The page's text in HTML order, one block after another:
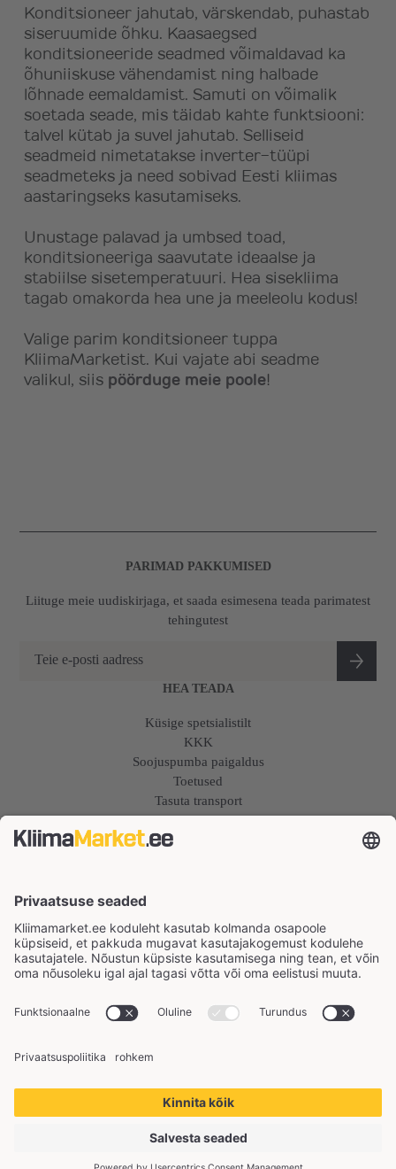
Konditsioneer jahutab, värskendab, puhastab
siseruumide õhku. Kaasaegsed
konditsioneeride seadmed võimaldavad ka
õhuniiskuse vähendamist ning halbade
lõhnade eemaldamist. Samuti on võimalik
soetada seade, mis täidab kahte funktsiooni:
talvel kütab ja suvel jahutab. Selliseid
seadmeid nimetatakse inverter-tüüpi
seadmeteks ja need sobivad Eesti kliimas
aastaringseks kasutamiseks.
Unustage palavad ja umbsed toad,
konditsioneeriga saavutate ideaalse ja
stabiilse sisetemperatuuri. Hea sisekliima
tagab omakorda hea une ja meeleolu kodus!
Valige parim konditsioneer tuppa
KliimaMarketist. Kui vajate abi seadme
valikul, siis pöörduge meie poole!
PARIMAD PAKKUMISED
Liituge meie uudiskirjaga, et saada esimesena teada parimatest
tehingutest
Konditsioneerid
Õhk-vesi soojuspumbad
KONTAKT
Helista +372 6010 295
HEA TEADA
Küsige spetsialistilt
KKK
Soojuspumba paigaldus
Toetused
Tasuta transport
Hinnagarantii
Autoriõigus ©2026 Kliimamarket OÜ.
Privaatsuspoliitika|Ostu- ja müügitingimused